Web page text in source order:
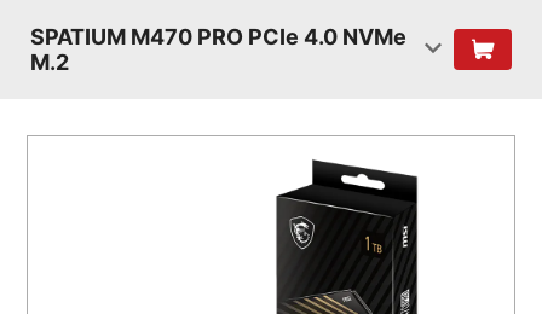
SPATIUM M470 PRO PCIe 4.0 NVMe
M.2